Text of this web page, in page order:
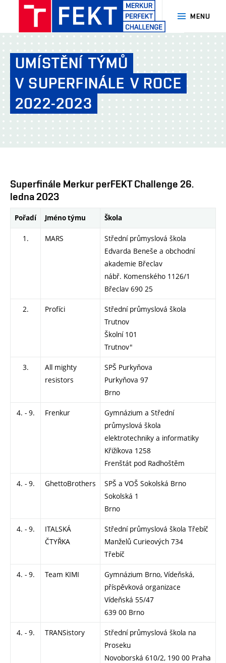
MERKUR
PerFEKT
Challenge
FEKT
VUT
Brno
MENU
UMÍSTĚNÍ TÝMŮ
V SUPERFINÁLE V ROCE
2022-2023
Superfinále Merkur perFEKT Challenge 26.
ledna 2023
Pořadí Jméno týmu Škola
1. MARS
Střední průmyslová škola
Edvarda Beneše a obchodní
akademie Břeclav
nábř. Komenského 1126/1
Břeclav 690 25
2. Profíci
Střední průmyslová škola
Trutnov
Školní 101
Trutnov"
3.
All mighty
resistors
SPŠ Purkyňova
Purkyňova 97
Brno
4. - 9. Frenkur
Gymnázium a Střední
průmyslová škola
elektrotechniky a informatiky
Křižíkova 1258
Frenštát pod Radhoštěm
4. - 9. GhettoBrothers
SPŠ a VOŠ Sokolská Brno
Sokolská 1
Brno
4. - 9.
ITALSKÁ
ČTYŘKA
Střední průmyslová škola Třebíč
Manželů Curieových 734
Třebíč
4. - 9. Team KIMI
Gymnázium Brno, Vídeňská,
příspěvková organizace
Vídeňská 55/47
639 00 Brno
4. - 9. TRANSistory
Střední průmyslová škola na
Proseku
Novoborská 610/2, 190 00 Praha